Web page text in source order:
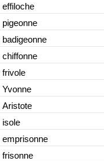
effiloche
pigeonne
badigeonne
chiffonne
frivole
Yvonne
Aristote
isole
emprisonne
frisonne